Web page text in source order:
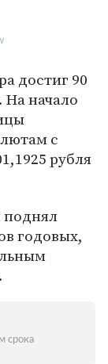
достиг 90
На начало
с
рубля
поднял
годовых,
срока